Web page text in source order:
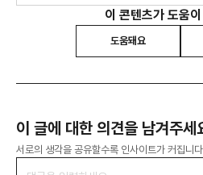
이 콘텐츠가 도움
도움돼요
이 글에 대한 의견을 남겨주세
서로의 생각을 공유할수록 인사이트가 커집니